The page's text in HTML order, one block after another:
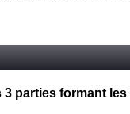
3 parties formant